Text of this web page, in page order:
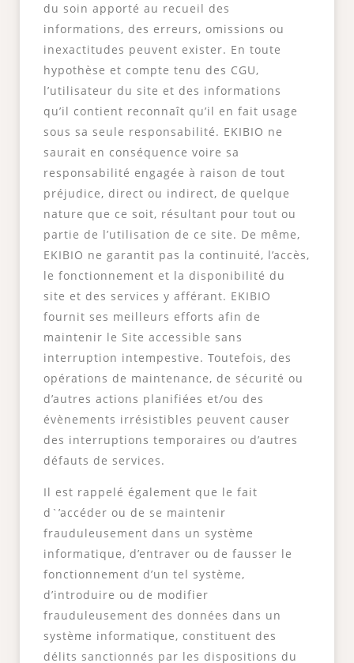
du soin apporté au recueil des
informations, des erreurs, omissions ou
inexactitudes peuvent exister. En toute
hypothèse et compte tenu des CGU,
l’utilisateur du site et des informations
qu’il contient reconnaît qu’il en fait usage
sous sa seule responsabilité. EKIBIO ne
saurait en conséquence voire sa
responsabilité engagée à raison de tout
préjudice, direct ou indirect, de quelque
nature que ce soit, résultant pour tout ou
partie de l’utilisation de ce site. De même,
EKIBIO ne garantit pas la continuité, l’accès,
le fonctionnement et la disponibilité du
site et des services y afférant. EKIBIO
fournit ses meilleurs efforts afin de
maintenir le Site accessible sans
interruption intempestive. Toutefois, des
opérations de maintenance, de sécurité ou
d’autres actions planifiées et/ou des
évènements irrésistibles peuvent causer
des interruptions temporaires ou d’autres
défauts de services.
Il est rappelé également que le fait
d`’accéder ou de se maintenir
frauduleusement dans un système
informatique, d’entraver ou de fausser le
fonctionnement d’un tel système,
d’introduire ou de modifier
frauduleusement des données dans un
système informatique, constituent des
délits sanctionnés par les dispositions du